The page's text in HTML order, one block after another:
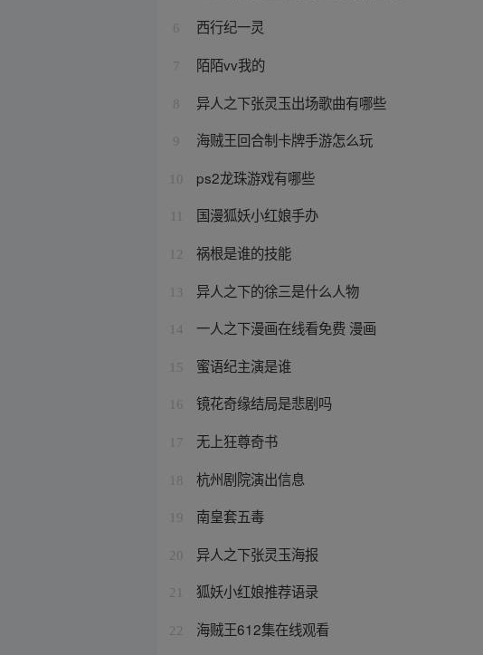
6 西行纪一灵
7 陌陌vv我的
8 异人之下张灵玉出场歌曲有哪些
9 海贼王回合制卡牌手游怎么玩
10 ps2龙珠游戏有哪些
国漫狐妖小红娘手办
12 祸根是谁的技能
13 异人之下的徐三是什么人物
14 一人之下漫画在线看免费 漫画
15 蜜语纪主演是谁
16 镜花奇缘结局是悲剧吗
17 无上狂尊奇书
18 杭州剧院演出信息
19 南皇套五毒
20 异人之下张灵玉海报
21 狐妖小红娘推荐语录
22 海贼王612集在线观看